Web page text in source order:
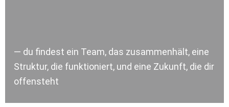
— du findest ein Team, das zusammenhält, eine
Struktur, die funktioniert, und eine Zukunft, die dir
offensteht